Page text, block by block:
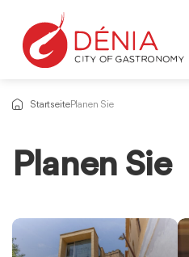
StartseitePlanen Sie
Planen Sie